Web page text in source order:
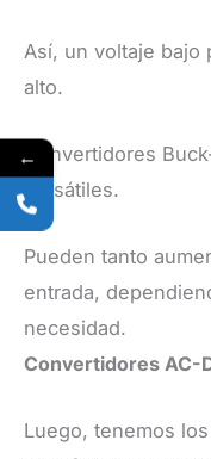
Así, un voltaje bajo
alto.
Convertidores
versátiles.
Pueden tanto
entrada,
necesidad.
Convertidores AC-
Luego, tenemos
←